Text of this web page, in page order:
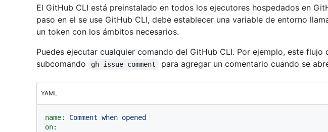
El GitHub CLI está preinstalado en todos los ejecutores hospedados en
paso en el se use GitHub CLI, debe establecer una variable de entorno
un token con los ámbitos necesarios.
Puedes ejecutar cualquier comando del GitHub CLI. Por ejemplo, este flujo
subcomando
gh issue comment para agregar un comentario cuando se
YAML
name: Comment when opened
on: